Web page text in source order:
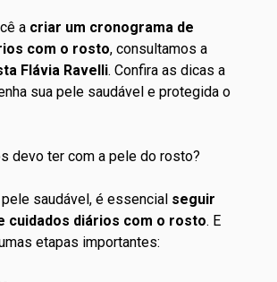
a criar um cronograma de
com o rosto, consultamos a
Flávia Ravelli. Confira as dicas a
sua pele saudável e protegida o
devo ter com a pele do rosto?
pele saudável, é essencial seguir
cuidados diários com o rosto. E
etapas importantes: